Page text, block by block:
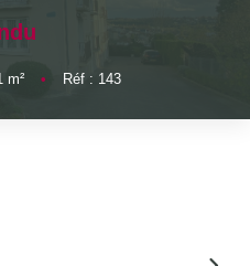
m² • Réf : 143